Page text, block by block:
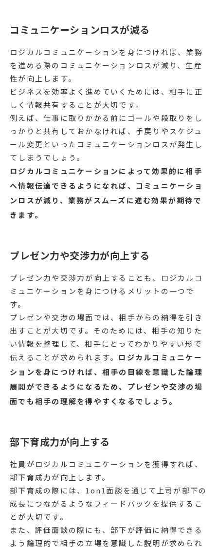
コミュニケーションロスが減る
ロジカルコミュニケーションを身につければ、業務
を進める際のコミュニケーションロスが減り、生産
性が向上します。
ビジネスを効率よく進めていくためには、相手に正
しく情報共有することが大切です。
例えば、仕事に取りかかる前にゴールや段取りをし
っかりと共有しておかなければ、手戻りやスケジュ
ール変更といったコミュニケーションロスが発生し
てしまうでしょう。
ロジカルコミュニケーションによって効果的に相手
へ情報伝達できるようになれば、コミュニケーショ
ンロスが減り、業務がスムーズに進む効果が期待で
きます。
プレゼン力や交渉力が向上する
プレゼン力や交渉力が向上することも、ロジカルコ
ミュニケーションを身につけるメリットの一つで
す。
プレゼンや交渉の場面では、相手からの納得を引き
出すことが大切です。そのためには、相手の知りた
い情報を整理して、相手にとってわかりやすい形で
伝えることが求められます。 ロジカルコミュニケー
ションを身につければ、相手の目線を意識した論理
展開ができるようになるため、プレゼンや交渉の場
面でも相手の理解を得やすくなるでしょう。
部下育成力が向上する
社員がロジカルコミュニケーションを獲得すれば、
部下育成力が向上します。
部下育成の際には、1on1面談を通じて上司が部下の
成長につながるようなフィードバックを提供するこ
とが大切です。
また、評価面談の際にも、部下が評価に納得できる
よう論理的で相手の立場を意識した説明が求められ